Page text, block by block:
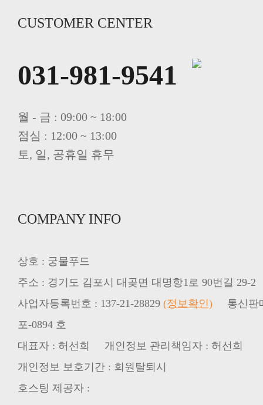
CUSTOMER CENTER
031-981-9541
월 - 금 : 09:00 ~ 18:00
점심 : 12:00 ~ 13:00
토, 일, 공휴일 휴무
COMPANY INFO
상호 : 궁물푸드
주소 : 경기도 김포시 대곶면 대명항1로 90번길 29-2
사업자등록번호 : 137-21-28829 (정보확인)
포-0894 호
대표자 : 허선희 개인정보 관리책임자 : 허선희
개인정보 보호기간 : 회원탈퇴시
호스팅 제공자 :